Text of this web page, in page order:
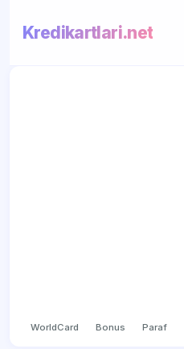
Kredikartlari.net
WorldCard Bonus Paraf